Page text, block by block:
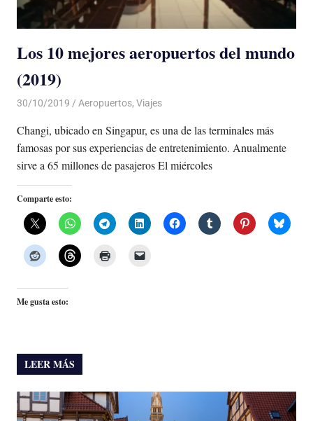
Los 10 mejores aeropuertos del mundo
(2019)
30/10/2019 De todo un Poco
Aeropuertos, Viajes
Changi, ubicado en Singapur, es una de las terminales más
famosas por sus experiencias de entretenimiento. Anualmente
sirve a 65 millones de pasajeros El miércoles
Comparte esto:
Me gusta esto:
LEER MÁS